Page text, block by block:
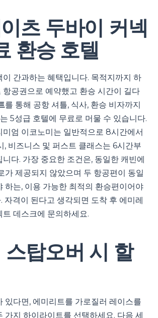
츠 두바이 커넥
환승 호텔
이 간과하는 혜택입니다. 목적지까지 하
항공권으로 예약했고 환승 시간이 길다
를 통해 공항 셔틀, 식사, 환승 비자까지
5성급 호텔에 무료로 머물 수 있습니다.
미엄 이코노미는 일반적으로 8시간에서
, 비즈니스 및 퍼스트 클래스는 6시간부
다. 가장 중요한 조건은, 동일한 캐빈에
가 제공되지 않았으며 두 항공편이 동일
하는, 이용 가능한 최적의 환승편이어야
자격이 된다고 생각되면 도착 후 에미레
데스크에 문의하세요.
스탑오버 시 할
있다면, 에미리트를 가로질러 레이스를
가지 하이라이트를 선택하세요. 다음 세